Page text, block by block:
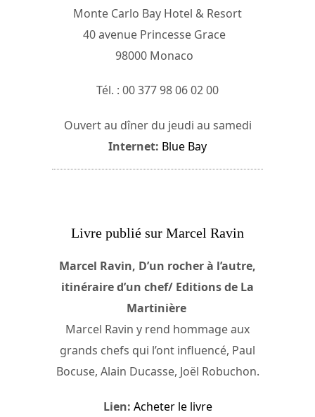
Monte Carlo Bay Hotel & Resort
40 avenue Princesse Grace
98000 Monaco
Tél. : 00 377 98 06 02 00
Ouvert au dîner du jeudi au samedi
Internet: Blue Bay
Livre publié sur Marcel Ravin
Marcel Ravin, D’un rocher à l’autre,
itinéraire d’un chef/ Editions de La
Martinière
Marcel Ravin y rend hommage aux
grands chefs qui l’ont influencé, Paul
Bocuse, Alain Ducasse, Joël Robuchon.
Lien: Acheter le livre